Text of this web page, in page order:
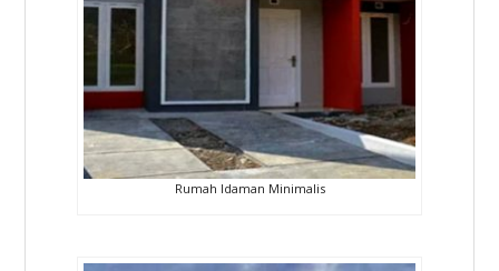
Rumah Idaman Minimalis